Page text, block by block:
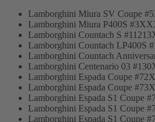
Lamborghini Miura SV Coupe
Lamborghini Miura P400S
Lamborghini Countach S
Lamborghini Countach LP400S
Lamborghini Countach
Lamborghini Centenario 03
Lamborghini Espada Coupe
Lamborghini Espada Coupe
Lamborghini Espada S1 Coupe
Lamborghini Espada S1 Coupe
Lamborghini Espada S1 Coupe